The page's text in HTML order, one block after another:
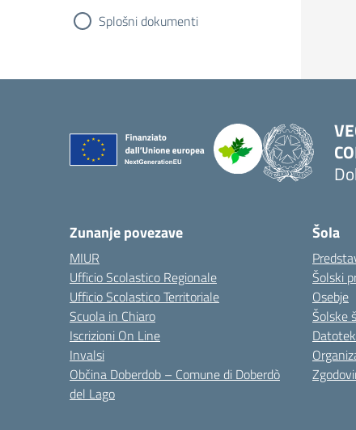
Splošni dokumenti
Zunanje povezave
MIUR
Ufficio Scolastico Regionale
Ufficio Scolastico Territoriale
Scuola in Chiaro
Iscrizioni On Line
Invalsi
Občina Doberdob – Comune di Doberdò
del Lago
Šola
Šolski
Osebje
Šolske